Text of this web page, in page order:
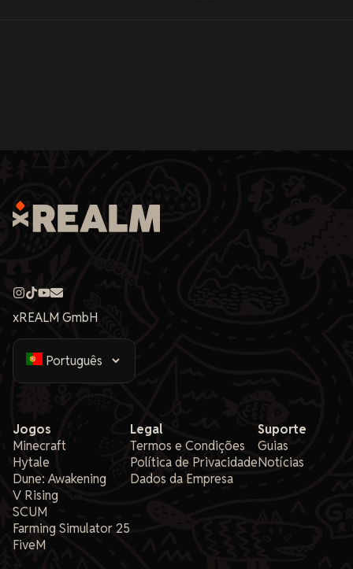
xREALM GmbH
Jogos
Minecraft
Hytale
Dune: Awakening
V Rising
SCUM
Farming Simulator 25
FiveM
Legal
Termos e Condições
Política de Privacidade
Dados da Empresa
Suporte
Guias
Notícias